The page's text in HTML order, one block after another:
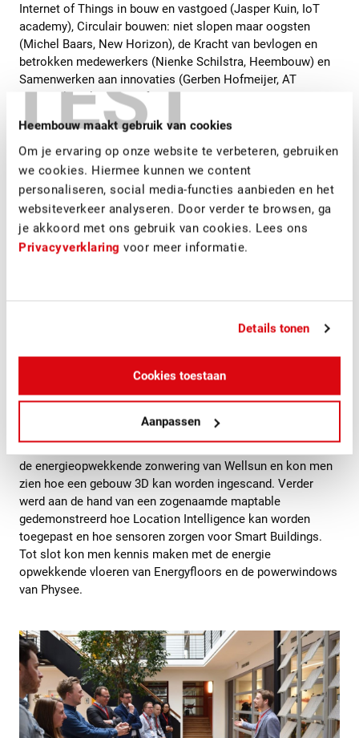
TEST
Heembouw maakt gebruik van cookies
Om je ervaring op onze website te verbeteren, gebruiken
we cookies. Hiermee kunnen we content
personaliseren, social media-functies aanbieden en het
websiteverkeer analyseren. Door verder te browsen, ga
je akkoord met ons gebruik van cookies. Lees ons
Privacyverklaring voor meer informatie.
Details tonen
Cookies toestaan
Aanpassen
Internet of Things in bouw en vastgoed (Jasper Kuin, IoT
academy), Circulair bouwen: niet slopen maar oogsten
(Michel Baars, New Horizon), de Kracht van bevlogen en
betrokken medewerkers (Nienke Schilstra, Heembouw) en
Samenwerken aan innovaties (Gerben Hofmeijer, AT
Osborne). Ook de Transformatie van het Heembouw
kantoor was onderwerp van een masterclass (Durk van
Loon, Heembouw en Anneke van Tienen, Heembouw
Architecten).
Virtuele beleving met HTC Vive
de energieopwekkende zonwering van Wellsun en kon men
zien hoe een gebouw 3D kan worden ingescand. Verder
werd aan de hand van een zogenaamde maptable
gedemonstreerd hoe Location Intelligence kan worden
toegepast en hoe sensoren zorgen voor Smart Buildings.
Tot slot kon men kennis maken met de energie
opwekkende vloeren van Energyfloors en de powerwindows
van Physee.